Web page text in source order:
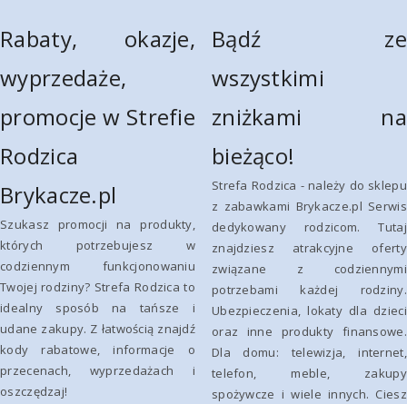
Rabaty, okazje,
wyprzedaże,
promocje w Strefie
Rodzica
Brykacze.pl
Szukasz promocji na produkty,
których potrzebujesz w
codziennym funkcjonowaniu
Twojej rodziny? Strefa Rodzica to
idealny sposób na tańsze i
udane zakupy. Z łatwością znajdź
kody rabatowe, informacje o
przecenach, wyprzedażach i
oszczędzaj!
Bądź ze
wszystkimi
zniżkami na
bieżąco!
Strefa Rodzica - należy do sklepu
z zabawkami Brykacze.pl Serwis
dedykowany rodzicom. Tutaj
znajdziesz atrakcyjne oferty
związane z codziennymi
potrzebami każdej rodziny.
Ubezpieczenia, lokaty dla dzieci
oraz inne produkty finansowe.
Dla domu: telewizja, internet,
telefon, meble, zakupy
spożywcze i wiele innych. Ciesz